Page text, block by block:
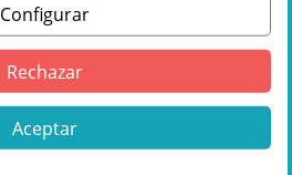
Pack Fiesta Light
Altavoces
Configurar
Rechazar
Aceptar